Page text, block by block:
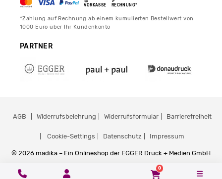
VORKASSE RECHNUNG*
*Zahlung auf Rechnung ab einem kumulierten Bestellwert von
1000 Euro über Ihr Kundenkonto
PARTNER
© 2026 madika – Ein Onlineshop der EGGER Druck + Medien GmbH
AGB Widerrufsbelehrung Widerrufsformular Barrierefreiheit
Cookie-Settings Datenschutz Impressum
0